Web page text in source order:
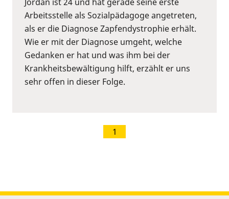
Arbeitsstelle als Sozialpädagoge angetreten,
als er die Diagnose Zapfendystrophie erhält.
Wie er mit der Diagnose umgeht, welche
Gedanken er hat und was ihm bei der
Krankheitsbewältigung hilft, erzählt er uns
sehr offen in dieser Folge.
1